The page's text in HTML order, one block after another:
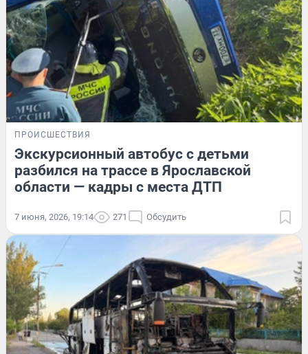
ПРОИСШЕСТВИЯ
Экскурсионный автобус с детьми
разбился на трассе в Ярославской
области — кадры с места ДТП
7 июня, 2026, 19:14 271 Обсудить